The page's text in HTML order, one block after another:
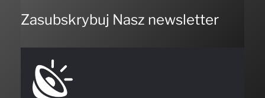
Zasubskrybuj Nasz newsletter